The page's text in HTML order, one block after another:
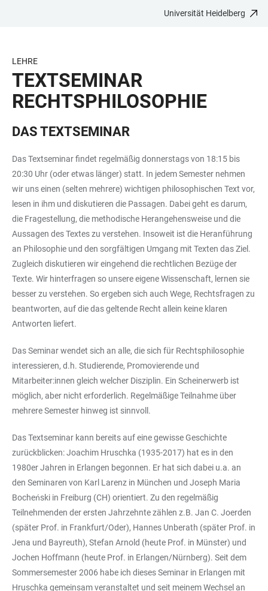
BARRIEREFREIHEIT
Universität Heidelberg
LEHRE
TEXTSEMINAR
RECHTSPHILOSOPHIE
DAS TEXTSEMINAR
Das Textseminar findet regelmäßig donnerstags von 18:15 bis
20:30 Uhr (oder etwas länger) statt. In jedem Semester nehmen
wir uns einen (selten mehrere) wichtigen philosophischen Text vor,
lesen in ihm und diskutieren die Passagen. Dabei geht es darum,
die Fragestellung, die methodische Herangehensweise und die
Aussagen des Textes zu verstehen. Insoweit ist die Heranführung
an Philosophie und den sorgfältigen Umgang mit Texten das Ziel.
Zugleich diskutieren wir eingehend die rechtlichen Bezüge der
Texte. Wir hinterfragen so unsere eigene Wissenschaft, lernen sie
besser zu verstehen. So ergeben sich auch Wege, Rechtsfragen zu
beantworten, auf die das geltende Recht allein keine klaren
Antworten liefert.
Das Seminar wendet sich an alle, die sich für Rechtsphilosophie
interessieren, d.h. Studierende, Promovierende und
Mitarbeiter:innen gleich welcher Disziplin. Ein Scheinerwerb ist
möglich, aber nicht erforderlich. Regelmäßige Teilnahme über
mehrere Semester hinweg ist sinnvoll.
Das Textseminar kann bereits auf eine gewisse Geschichte
zurückblicken: Joachim Hruschka (1935-2017) hat es in den
1980er Jahren in Erlangen begonnen. Er hat sich dabei u.a. an
den Seminaren von Karl Larenz in München und Joseph Maria
Bocheński in Freiburg (CH) orientiert. Zu den regelmäßig
Teilnehmenden der ersten Jahrzehnte zählen z.B. Jan C. Joerden
(später Prof. in Frankfurt/Oder), Hannes Unberath (später Prof. in
Jena und Bayreuth), Stefan Arnold (heute Prof. in Münster) und
Jochen Hoffmann (heute Prof. in Erlangen/Nürnberg). Seit dem
Sommersemester 2006 habe ich dieses Seminar in Erlangen mit
Hruschka gemeinsam veranstaltet und seit meinem Wechsel an